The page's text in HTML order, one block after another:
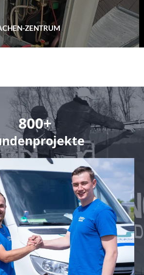
ZENTRUM
800+